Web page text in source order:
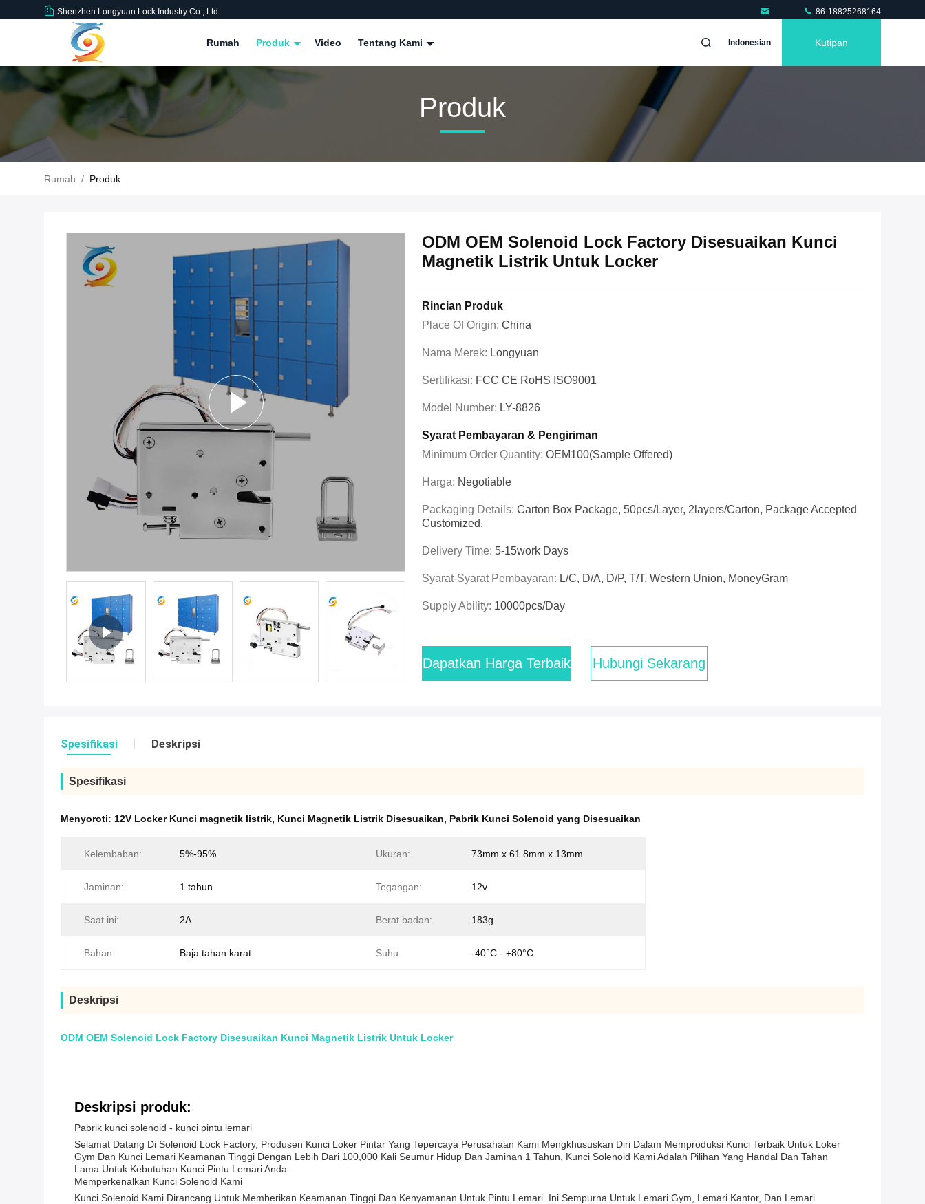
Shenzhen Longyuan Lock Industry Co., Ltd. 86-18825268164
Rumah Produk Video Tentang Kami Indonesian Kutipan
Produk
Rumah / Produk
ODM OEM Solenoid Lock Factory Disesuaikan Kunci
Magnetik Listrik Untuk Locker
Rincian Produk
Place Of Origin: China
Nama Merek: Longyuan
Sertifikasi: FCC CE RoHS ISO9001
Model Number: LY-8826
Syarat Pembayaran & Pengiriman
Minimum Order Quantity: OEM100(sample Offered)
Harga: Negotiable
Packaging Details: Carton Box Package, 50pcs/layer, 2layers/carton, Package Accepted
Customized.
Delivery Time: 5-15work Days
Syarat-Syarat Pembayaran: L/C, D/A, D/P, T/T, Western Union, MoneyGram
Supply Ability: 10000pcs/day
Dapatkan Harga Terbaik Hubungi Sekarang
Spesifikasi Deskripsi
Spesifikasi
Menyoroti: 12V Locker Kunci magnetik listrik, Kunci Magnetik Listrik Disesuaikan, Pabrik Kunci Solenoid yang Disesuaikan
Kelembaban: 5%-95% Ukuran: 73mm x 61.8mm x 13mm
Jaminan: 1 tahun Tegangan: 12v
Saat ini: 2A Berat badan: 183g
Bahan: Baja tahan karat Suhu: -40°C - +80°C
Deskripsi
ODM OEM Solenoid Lock Factory Disesuaikan Kunci Magnetik Listrik Untuk Locker
Deskripsi produk:
Pabrik kunci solenoid - kunci pintu lemari
Selamat Datang Di Solenoid Lock Factory, Produsen Kunci Loker Pintar Yang Tepercaya Perusahaan Kami Mengkhususkan Diri Dalam Memproduksi Kunci Terbaik Untuk Loker
Gym Dan Kunci Lemari Keamanan Tinggi Dengan Lebih Dari 100,000 Kali Seumur Hidup Dan Jaminan 1 Tahun, Kunci Solenoid Kami Adalah Pilihan Yang Handal Dan Tahan
Lama Untuk Kebutuhan Kunci Pintu Lemari Anda.
Memperkenalkan Kunci Solenoid Kami
Kunci Solenoid Kami Dirancang Untuk Memberikan Keamanan Tinggi Dan Kenyamanan Untuk Pintu Lemari. Ini Sempurna Untuk Lemari Gym, Lemari Kantor, Dan Lemari